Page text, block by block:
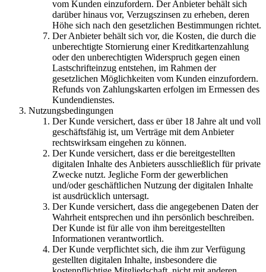
vom Kunden einzufordern. Der Anbieter behält sich
darüber hinaus vor, Verzugszinsen zu erheben, deren
Höhe sich nach den gesetzlichen Bestimmungen richtet.
Der Anbieter behält sich vor, die Kosten, die durch die
unberechtigte Stornierung einer Kreditkartenzahlung
oder den unberechtigten Widerspruch gegen einen
Lastschrifteinzug entstehen, im Rahmen der
gesetzlichen Möglichkeiten vom Kunden einzufordern.
Refunds von Zahlungskarten erfolgen im Ermessen des
Kundendienstes.
Nutzungsbedingungen
Der Kunde versichert, dass er über 18 Jahre alt und voll
geschäftsfähig ist, um Verträge mit dem Anbieter
rechtswirksam eingehen zu können.
Der Kunde versichert, dass er die bereitgestellten
digitalen Inhalte des Anbieters ausschließlich für private
Zwecke nutzt. Jegliche Form der gewerblichen
und/oder geschäftlichen Nutzung der digitalen Inhalte
ist ausdrücklich untersagt.
Der Kunde versichert, dass die angegebenen Daten der
Wahrheit entsprechen und ihn persönlich beschreiben.
Der Kunde ist für alle von ihm bereitgestellten
Informationen verantwortlich.
Der Kunde verpflichtet sich, die ihm zur Verfügung
gestellten digitalen Inhalte, insbesondere die